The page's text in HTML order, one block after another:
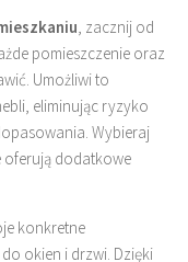
, zacznij od
pomieszczenie oraz
Umożliwi to
eliminując ryzyko
Wybieraj
oferują dodatkowe
konkretne
okien i drzwi. Dzięki